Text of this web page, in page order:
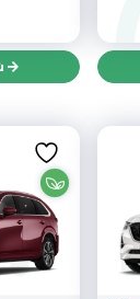
Mostra altro
Canone